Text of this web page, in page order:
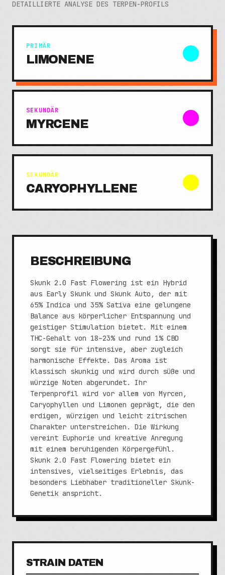
DETAILLIERTE ANALYSE DES TERPEN-PROFILS
PRIMÄR
LIMONENE
SEKUNDÄR
MYRCENE
SEKUNDÄR
CARYOPHYLLENE
BESCHREIBUNG
Skunk 2.0 Fast Flowering ist ein Hybrid
aus Early Skunk und Skunk Auto, der mit
65% Indica und 35% Sativa eine gelungene
Balance aus körperlicher Entspannung und
geistiger Stimulation bietet. Mit einem
THC-Gehalt von 18–23% und rund 1% CBD
sorgt sie für intensive, aber zugleich
harmonische Effekte. Das Aroma ist
klassisch skunkig und wird durch süße und
würzige Noten abgerundet. Ihr
Terpenprofil wird vor allem von Myrcen,
Caryophyllen und Limonen geprägt, die den
erdigen, würzigen und leicht zitrischen
Charakter unterstreichen. Die Wirkung
vereint Euphorie und kreative Anregung
mit einem beruhigenden Körpergefühl.
Skunk 2.0 Fast Flowering bietet ein
intensives, vielseitiges Erlebnis, das
besonders Liebhaber traditioneller Skunk-
Genetik anspricht.
STRAIN DATEN